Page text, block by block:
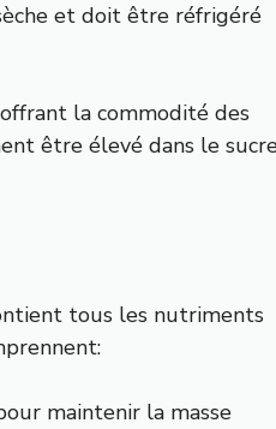
et doit être réfrigéré
la commodité des
être élevé dans le
tous les nutriments
maintenir la masse